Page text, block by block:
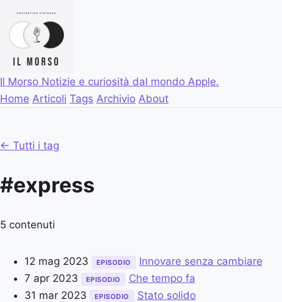
Il Morso Notizie e curiosità dal mondo Apple.
Home Articoli Tags Archivio About
← Tutti i tag
#express
5 contenuti
12 mag 2023 EPISODIO
Innovare senza cambiare
7 apr 2023
EPISODIO
Che tempo fa
31 mar 2023
EPISODIO
Stato solido